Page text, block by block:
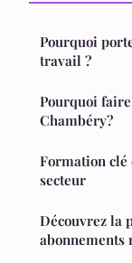
Pourquoi
travail ?
Pourquoi
Chambéry?
Formation clé
secteur
Découvrez la
abonnements